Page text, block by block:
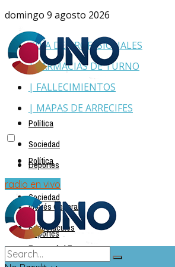
domingo 9 agosto 2026
GUÍA DE PROFESIONALES
| FARMACIAS DE TURNO
| FALLECIMIENTOS
| MAPAS DE ARRECIFES
Política
Sociedad
Deportes
Policiales
Interés General
Espectáculos
Economía | Empresas
Política
Sociedad
Deportes
radio en vivo